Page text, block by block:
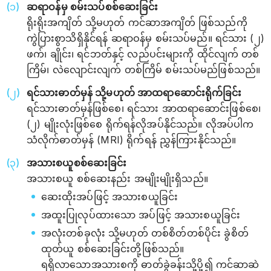
ဆရာဝန်မှ စမ်းသပ်စစ်ဆေးခြင်း
ရိုးရိုးအကျိတ် သို့မဟုတ် ကင်ဆာအကျိတ် ဖြစ်သည်ကို
ကွဲပြားစွာသိရှိနိုင်ရန် ဆရာဝန်မှ စမ်းသပ်မည်။ ရင်သား (၂)
ဖက်၊ ချိုင်း၊ ရင်ဘတ်နှင့် လည်ပင်းများကို ထိုင်လျက် တစ်
ကြိမ်၊ လဲလျောင်းလျက် တစ်ကြိမ် စမ်းသပ်မည်ဖြစ်သည်။
ရင်သားဓာတ်မှန် သို့မဟုတ် အာထရာဆောင်းရိုက်ခြင်း
ရင်သားဓာတ်မှန်ဖြစ်စေ၊ ရင်သား အာထရာဆောင်းဖြစ်စေ၊
(၂) မျိုးလုံးဖြစ်စေ ရိုက်ရန်လိုအပ်နိုင်သည်။ လိုအပ်ပါက
သံလိုက်ဓာတ်မှန် (MRI) ရိုက်ရန် ညွှန်ကြားနိုင်သည်။
အသားစယူစစ်ဆေးခြင်း
အသားစယူ စစ်ဆေးနည်း အမျိုးမျိုးရှိသည်။
ဆေးထိုးအပ်ဖြင့် အသားစယူခြင်း
အထူးပြုလုပ်ထားသော အပ်ဖြင့် အသားစယူခြင်း
အလုံးတစ်ခုလုံး သို့မဟုတ် တစ်စိတ်တစ်ပိုင်း ခွဲစိတ်
ထုတ်ယူ စစ်ဆေးခြင်းတို့ဖြစ်သည်။
ရရှိလာသောအသားစကို ဓာတ်ခွဲခန်းသို့ပို့၍ ကင်ဆာဆဲ